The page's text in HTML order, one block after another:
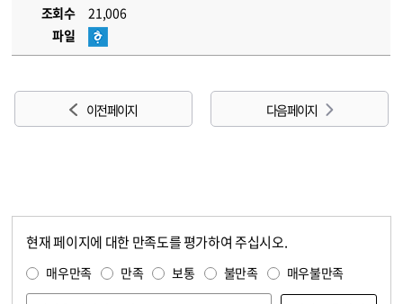
조회수
21,006
파일
이전 페이지 다음 페이지
현재 페이지에 대한 만족도를 평가하여 주십시오.
매우만족 만족 보통 불만족 매우불만족